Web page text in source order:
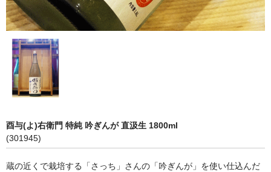
天遊琳・伊勢の白酒 タカハシ酒造（三重県四日市市）
るみ子の酒・英・妙の華 森喜酒造（三重県伊賀市）
大治郎・喜量能 畑酒造（滋賀県東近江市）
秋鹿・奥鹿 秋鹿酒造（大阪府豊能郡能勢町）
竹泉 田治米（兵庫県朝来市）
酉与(よ)右衛門 特純 吟ぎんが 直汲生 1800ml
(301945)
蔵の近くで栽培する「さっち」さんの「吟ぎんが」を使い仕込んだ